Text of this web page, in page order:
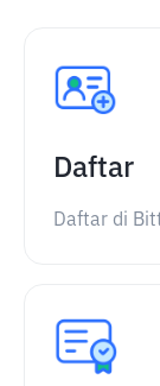
Daftar
Daftar di